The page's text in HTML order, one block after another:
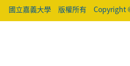
國立嘉義大學 版權所有 Copyright